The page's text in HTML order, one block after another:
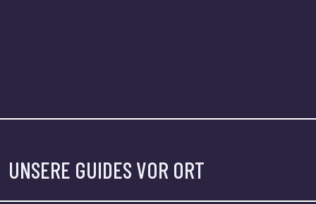
UNSERE GUIDES VOR ORT